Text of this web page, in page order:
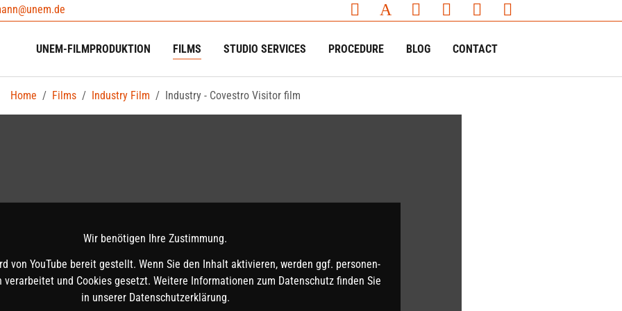
UNEM-FILMPRODUKTION FILMS STUDIO SERVICES PROCEDURE BLOG CONTACT
Home Films Industry Film Industry - Covestro Visitor film
Wir benötigen Ihre Zustimmung.
von YouTube bereit gestellt. Wenn Sie den Inhalt aktivieren, werden ggf. per­sonen­
verarbeitet und Cookies gesetzt. Weitere Informationen zum Datenschutz finden Sie
in unserer Datenschutz­erklärung.